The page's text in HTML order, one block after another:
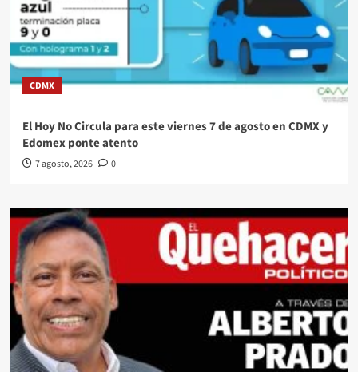
CDMX
El Hoy No Circula para este viernes 7 de agosto en CDMX y
Edomex ponte atento
7 agosto, 2026 0